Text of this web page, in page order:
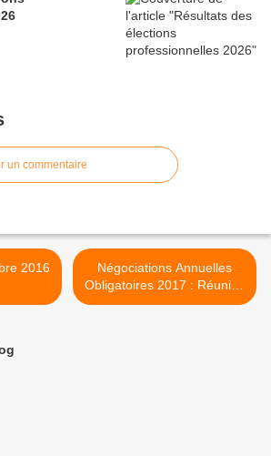
un commentaire
2016
Négociations Annuelles
Obligatoires 2017 : Réunion
0, le 20 décembre 2016 -